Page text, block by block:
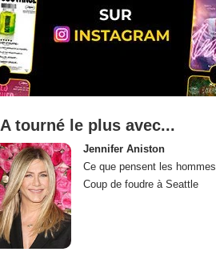
A tourné le plus avec...
Jennifer Aniston
Ce que pensent les hommes
Coup de foudre à Seattle